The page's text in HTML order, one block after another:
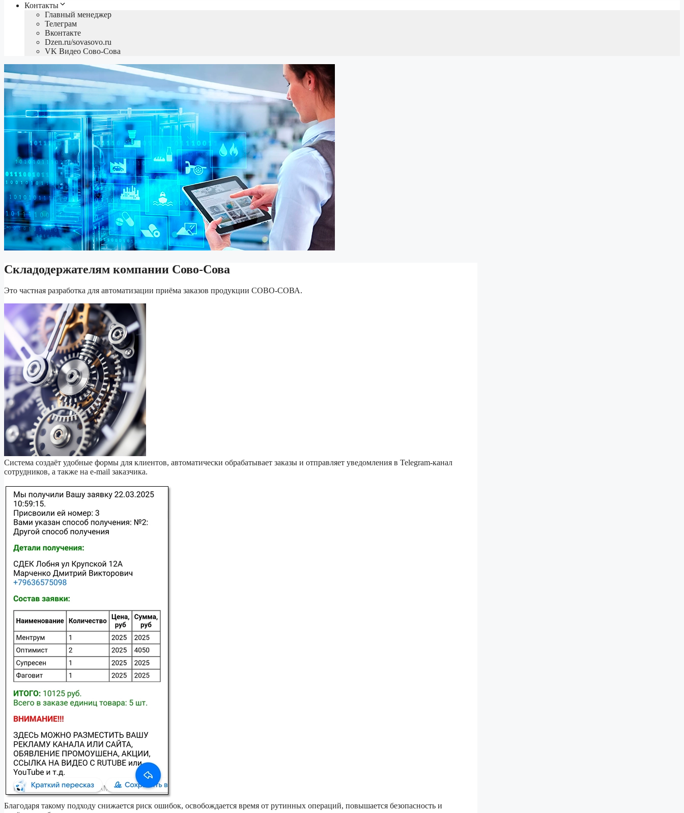
Контакты
Главный менеджер
Телеграм
Вконтакте
Dzen.ru/sovasovo.ru
VK Видео Сово-Сова
Складодержателям компании Сово-Сова
Это частная разработка для автоматизации приёма заказов продукции СОВО-СОВА.
Система создаёт удобные формы для клиентов, автоматически обрабатывает заказы и отправляет уведомления в Telegram-канал
сотрудников, а также на e-mail заказчика.
Благодаря такому подходу снижается риск ошибок, освобождается время от рутинных операций, повышается безопасность и